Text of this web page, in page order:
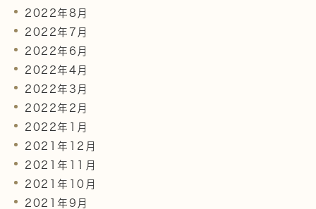
2022年8月
2022年7月
2022年6月
2022年4月
2022年3月
2022年2月
2022年1月
2021年12月
2021年11月
2021年10月
2021年9月